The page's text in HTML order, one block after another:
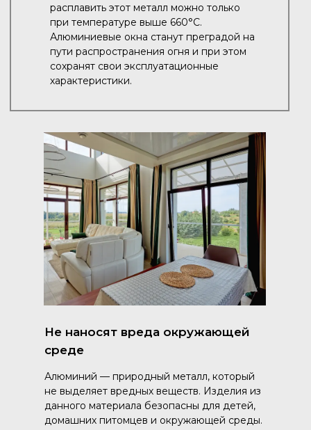
Не наносят вреда окружающей
среде
Алюминий — природный металл, который
не выделяет вредных веществ. Изделия из
данного материала безопасны для детей,
домашних питомцев и окружающей среды.
расплавить этот металл можно только
при температуре выше 660°C.
Алюминиевые окна станут преградой на
пути распространения огня и при этом
сохранят свои эксплуатационные
характеристики.